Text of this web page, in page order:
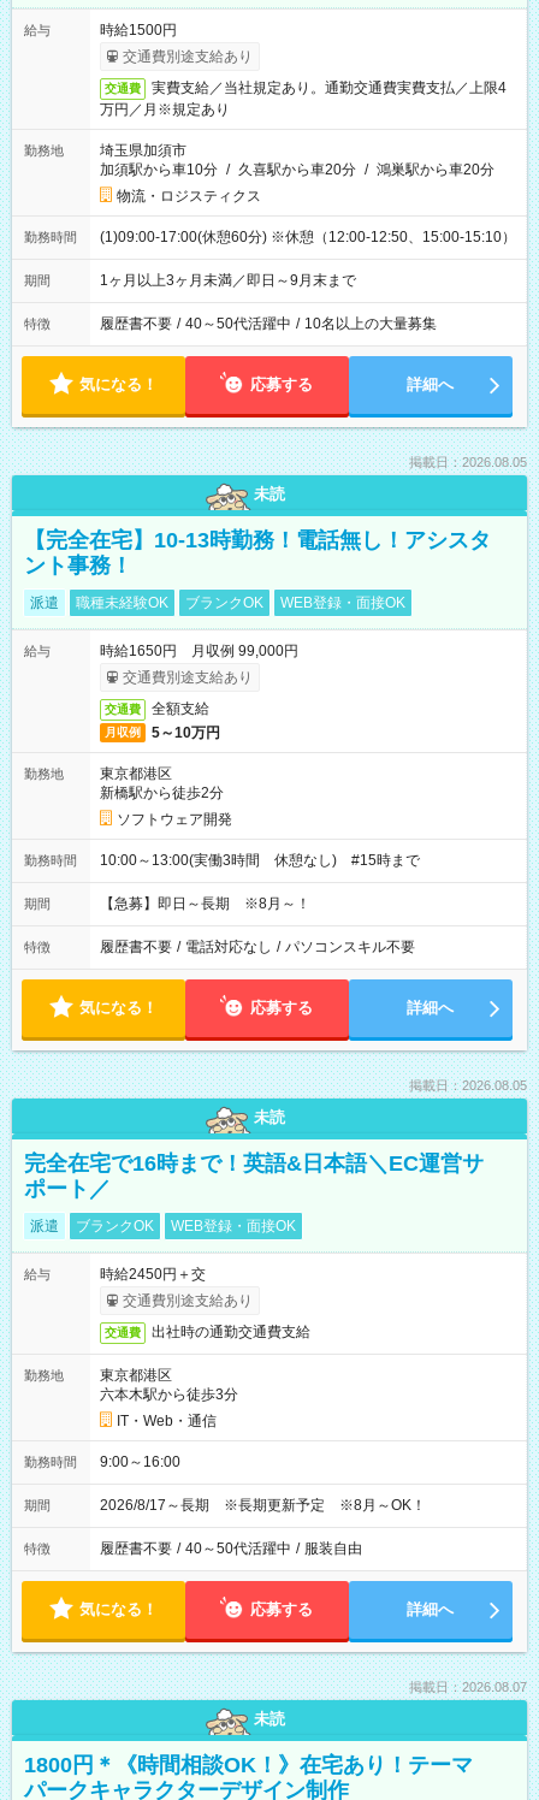
給与
時給1500円
交通費別途支給あり
交通費
実費支給／当社規定あり。通勤交通費実費支払／上限4
万円／月※規定あり
勤務地
埼玉県加須市
加須駅から車10分 / 久喜駅から車20分 / 鴻巣駅から車20分
物流・ロジスティクス
勤務時間 (1)09:00-17:00(休憩60分) ※休憩（12:00-12:50、15:00-15:10）
期間 1ヶ月以上3ヶ月未満／即日～9月末まで
特徴 履歴書不要 / 40～50代活躍中 / 10名以上の大量募集
気になる！ 応募する 詳細へ
掲載日：2026.08.05
未読
【完全在宅】10-13時勤務！電話無し！アシスタ
ント事務！
派遣 職種未経験OK ブランクOK WEB登録・面接OK
給与
時給1650円 月収例 99,000円
交通費別途支給あり
交通費 全額支給
月収例 5～10万円
勤務地
東京都港区
新橋駅から徒歩2分
ソフトウェア開発
勤務時間 10:00～13:00(実働3時間 休憩なし) #15時まで
期間 【急募】即日～長期 ※8月～！
特徴 履歴書不要 / 電話対応なし / パソコンスキル不要
気になる！ 応募する 詳細へ
掲載日：2026.08.05
未読
完全在宅で16時まで！英語&日本語＼EC運営サ
ポート／
派遣 ブランクOK WEB登録・面接OK
給与
時給2450円＋交
交通費別途支給あり
交通費 出社時の通勤交通費支給
勤務地
東京都港区
六本木駅から徒歩3分
IT・Web・通信
勤務時間 9:00～16:00
期間 2026/8/17～長期 ※長期更新予定 ※8月～OK！
特徴 履歴書不要 / 40～50代活躍中 / 服装自由
気になる！ 応募する 詳細へ
掲載日：2026.08.07
未読
1800円＊《時間相談OK！》在宅あり！テーマ
パークキャラクターデザイン制作